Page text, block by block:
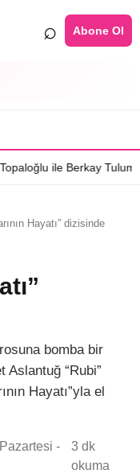
⌕ Abone Ol
“Ecünni”
Hayatı” dizisinde
bomba bir
Aslantuğ “Rubi”
Hayatı”yla el
-
3 dk
okuma